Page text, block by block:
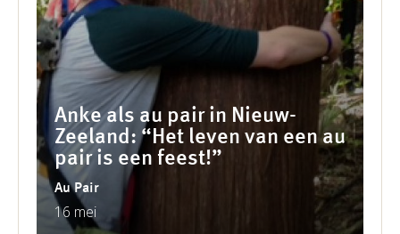
Anke als au pair in Nieuw-
Zeeland: “Het leven van een au
pair is een feest!”
Au Pair
16 mei